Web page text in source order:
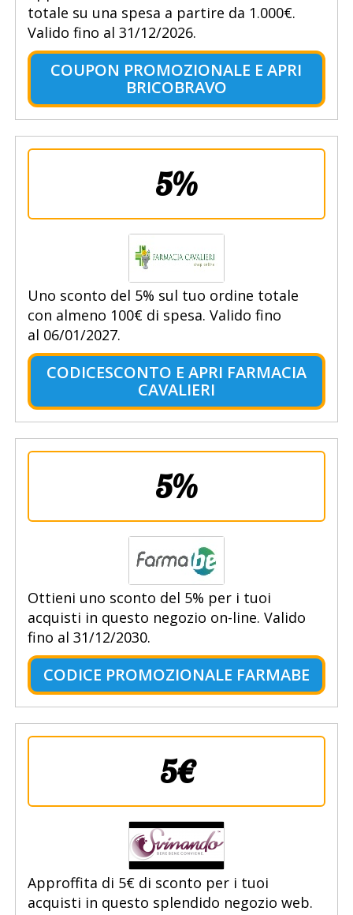
totale su una spesa a partire da 1.000€.
Valido fino al 31/12/2026.
COUPON PROMOZIONALE E APRI
BRICOBRAVO
5%
Uno sconto del 5% sul tuo ordine totale
con almeno 100€ di spesa. Valido fino
al 06/01/2027.
CODICESCONTO E APRI FARMACIA
CAVALIERI
5%
Ottieni uno sconto del 5% per i tuoi
acquisti in questo negozio on-line. Valido
fino al 31/12/2030.
CODICE PROMOZIONALE FARMABE
5€
Approffita di 5€ di sconto per i tuoi
acquisti in questo splendido negozio web.